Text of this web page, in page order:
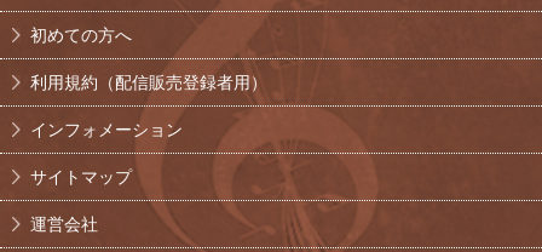
初めての方へ
利用規約（配信販売登録者用）
インフォメーション
サイトマップ
運営会社